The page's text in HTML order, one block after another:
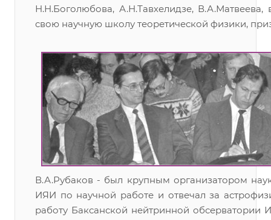
Н.Н.Боголюбова, А.Н.Тавхелидзе,
свою научную школу теоретической физики,
В.А.Рубаков - был крупным организатором
ИЯИ по научной работе и отвечал за
работу Баксанской нейтринной обсерватории